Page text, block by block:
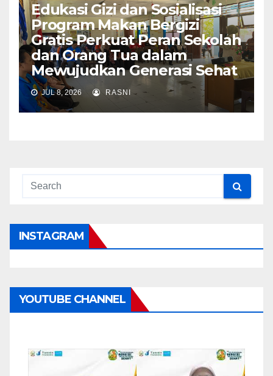
Edukasi Gizi dan Sosialisasi
Program Makan Bergizi
Gratis Perkuat Peran Sekolah
dan Orang Tua dalam
Mewujudkan Generasi Sehat
JUL 8, 2026 RASNI
INSTAGRAM
YOUTUBE CHANNEL